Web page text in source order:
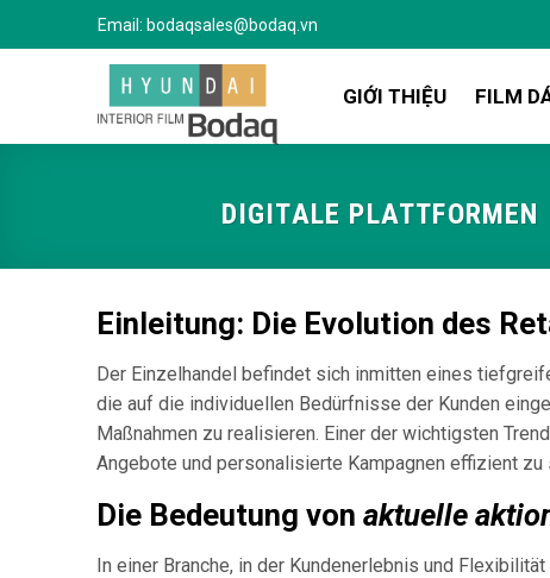
qua
Email: bodaqsales@bodaq.vn
GIỚI THIỆU FILM
DIGITALE
Einleitung: Die Evolution des
Der Einzelhandel befindet sich inmitten eines
die auf die individuellen Bedürfnisse der Kunden
Maßnahmen zu realisieren. Einer der wichtigsten
Angebote und personalisierte Kampagnen effizient zu
Die Bedeutung von aktuelle
In einer Branche, in der Kundenerlebnis und